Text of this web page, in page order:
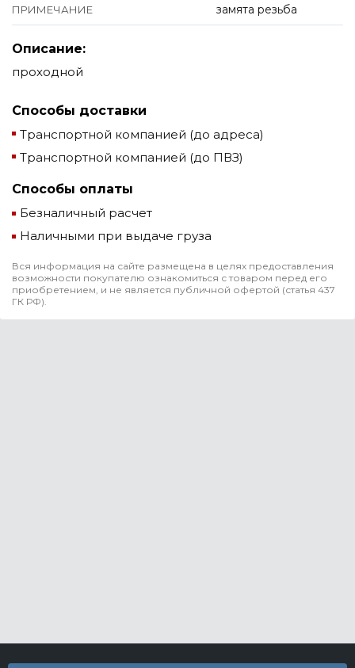
ПРИМЕЧАНИЕ замята резьба
Описание:
проходной
Способы доставки
Транспортной компанией (до адреса)
Транспортной компанией (до ПВЗ)
Способы оплаты
Безналичный расчет
Наличными при выдаче груза
Вся информация на сайте размещена в целях предоставления
возможности покупателю ознакомиться с товаром перед его
приобретением, и не является публичной офертой (статья 437
ГК РФ).